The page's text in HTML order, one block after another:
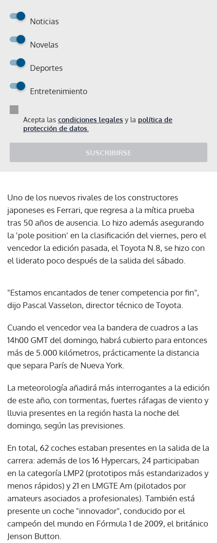
Noticias
Novelas
Deportes
Entretenimiento
Acepta las condiciones legales y la política de
protección de datos.
SUSCRIBIRSE
Uno de los nuevos rivales de los constructores
japoneses es Ferrari, que regresa a la mítica prueba
tras 50 años de ausencia. Lo hizo además asegurando
la 'pole position' en la clasificación del viernes, pero el
vencedor la edición pasada, el Toyota N.8, se hizo con
el liderato poco después de la salida del sábado.
"Estamos encantados de tener competencia por fin",
dijo Pascal Vasselon, director técnico de Toyota.
Cuando el vencedor vea la bandera de cuadros a las
14h00 GMT del domingo, habrá cubierto para entonces
más de 5.000 kilómetros, prácticamente la distancia
que separa París de Nueva York.
La meteorología añadirá más interrogantes a la edición
de este año, con tormentas, fuertes ráfagas de viento y
lluvia presentes en la región hasta la noche del
domingo, según las previsiones.
En total, 62 coches estaban presentes en la salida de la
carrera: además de los 16 Hypercars, 24 participaban
en la categoría LMP2 (prototipos más estandarizados y
menos rápidos) y 21 en LMGTE Am (pilotados por
amateurs asociados a profesionales). También está
presente un coche "innovador", conducido por el
campeón del mundo en Fórmula 1 de 2009, el británico
Jenson Button.